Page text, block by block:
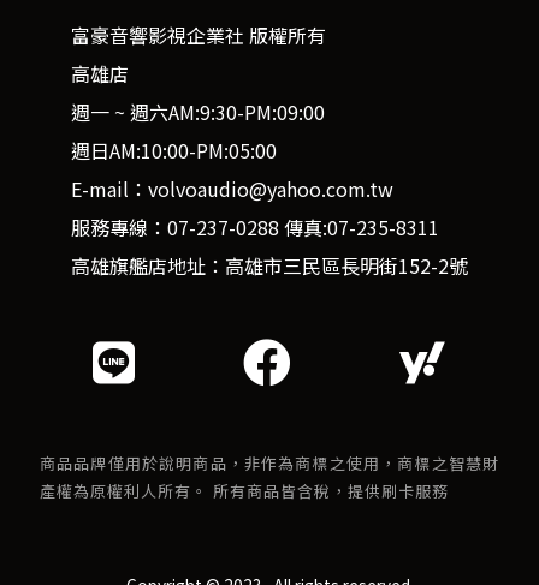
富豪音響影視企業社 版權所有
高雄店
週一 ~ 週六AM:9:30-PM:09:00
週日AM:10:00-PM:05:00
E-mail：volvoaudio@yahoo.com.tw
服務專線：07-237-0288 傳真:07-235-8311
高雄旗艦店地址：高雄市三民區長明街152-2號
商品品牌僅用於說明商品，非作為商標之使用，商標之智慧財
產權為原權利人所有。 所有商品皆含稅，提供刷卡服務